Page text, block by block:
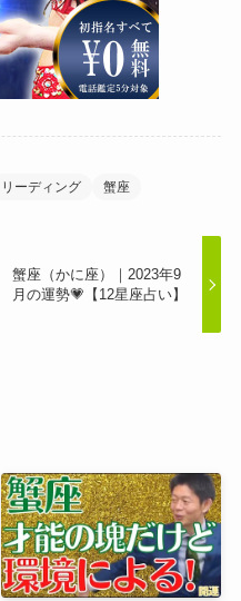
リーディング 蟹座
蟹座（かに座）｜2023年9
月の運勢💗【12星座占い】